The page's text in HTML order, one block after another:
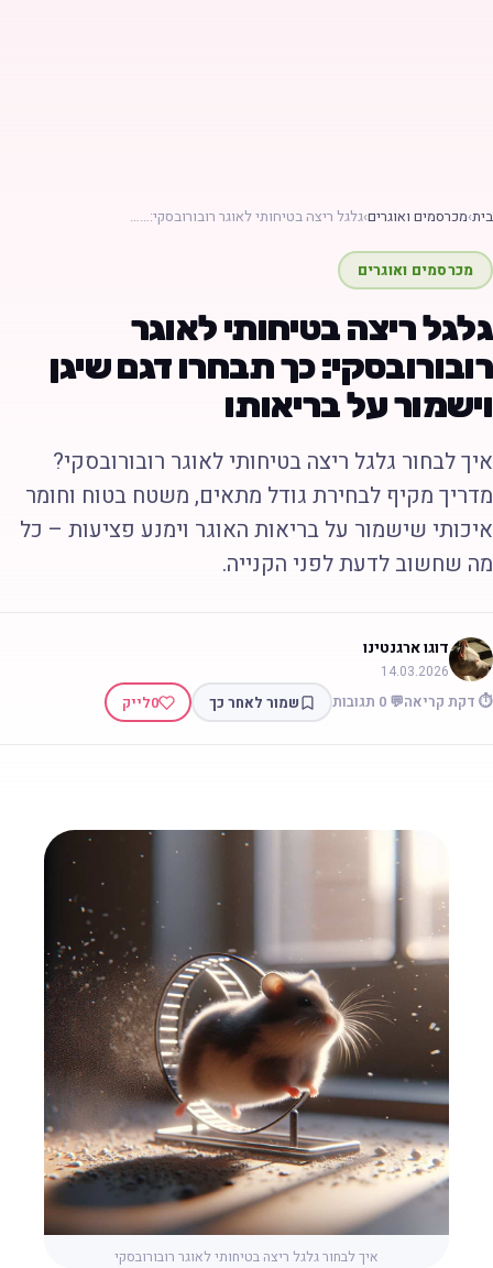
›מכרסמים ואוגרים›גלגל ריצה בטיחותי לאוגר רובורובסקי:……
מכרסמים ואוגרים
ריצה בטיחותי לאוגר
כך תבחרו דגם שיגן
על בריאותו
לבחור גלגל ריצה בטיחותי לאוגר רובורובסקי?
מקיף לבחירת גודל מתאים, משטח בטוח וחומר
שישמור על בריאות האוגר וימנע פציעות – כל
שחשוב לדעת לפני הקנייה.
דוגו ארגנטינו
14.03.2026
דקת קריאה💬 0 תגובות שמור לאחר כך 0לייק
איך לבחור גלגל ריצה בטיחותי לאוגר רובורובסקי